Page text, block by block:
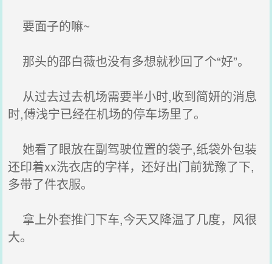
要面子的嘛~
那头的邵白薇也没有多想就秒回了个“好”。
从过去过去机场需要半小时,收到简妍的消息
时,傅浅宁已经在机场的停车场里了。
她看了眼放在副驾驶位置的袋子,纸袋外包装
还印着xx洗衣店的字样，还好出门前犹豫了下,
多带了件衣服。
拿上外套推门下车,今天又降温了几度，风很
大。